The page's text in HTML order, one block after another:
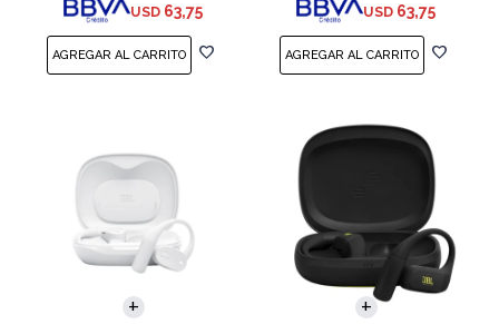
USD 63,75 USD 63,75